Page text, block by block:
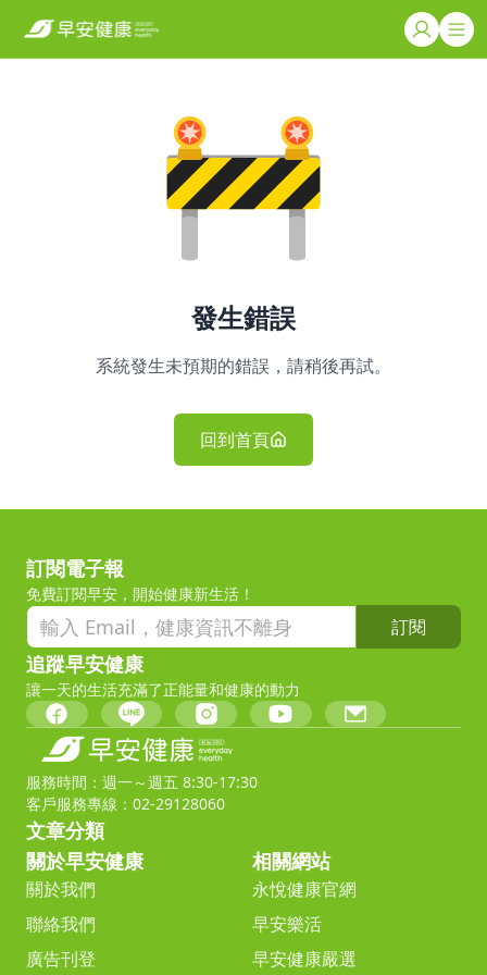
發生錯誤
系統發生未預期的錯誤，請稍後再試。
回到首頁
訂閱電子報
免費訂閱早安，開始健康新生活！
訂閱
追蹤早安健康
讓一天的生活充滿了正能量和健康的動力
服務時間：週一～週五 8:30-17:30
客戶服務專線：02-29128060
文章分類
關於早安健康
關於我們
聯絡我們
廣告刊登
相關網站
永悅健康官網
早安樂活
早安健康嚴選